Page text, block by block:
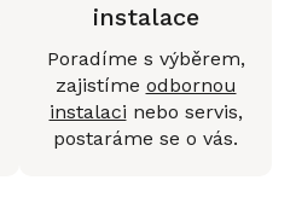
instalace
Poradíme s výběrem,
zajistíme odbornou
instalaci nebo servis,
postaráme se o vás.